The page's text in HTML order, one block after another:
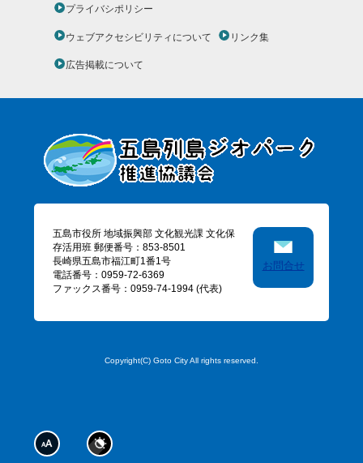
プライバシポリシー
ウェブアクセシビリティについて リンク集
広告掲載について
五島市役所 地域振興部 文化観光課 文化保
存活用班 郵便番号：853-8501
長崎県五島市福江町1番1号
電話番号：0959-72-6369
ファックス番号：0959-74-1994 (代表)
お問合せ
Copyright(C) Goto City All rights reserved.